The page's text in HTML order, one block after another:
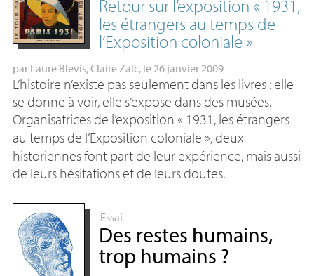
Retour sur l’exposition « 1931,
les étrangers au temps de
l’Exposition coloniale »
par Laure Blévis,Claire Zalc, le 26 janvier 2009
L’histoire n’existe pas seulement dans les livres : elle
se donne à voir, elle s’expose dans des musées.
Organisatrices de l’exposition « 1931, les étrangers
au temps de l’Exposition coloniale », deux
historiennes font part de leur expérience, mais aussi
de leurs hésitations et de leurs doutes.
Essai
Des restes humains,
trop humains ?